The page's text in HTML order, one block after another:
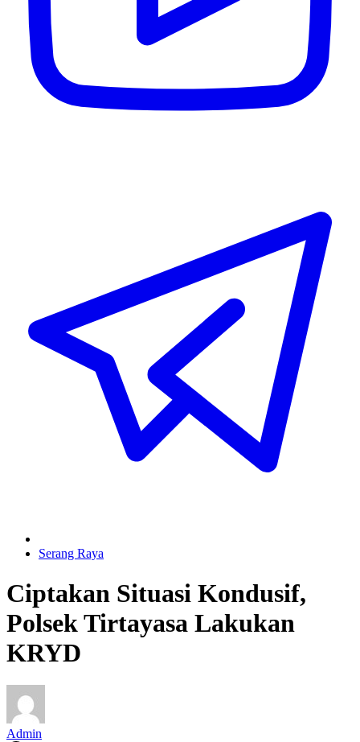
Serang Raya
Ciptakan Situasi Kondusif,
Polsek Tirtayasa Lakukan
KRYD
Admin